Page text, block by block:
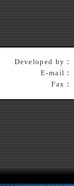
Developed by：
E-mail：
Fax：